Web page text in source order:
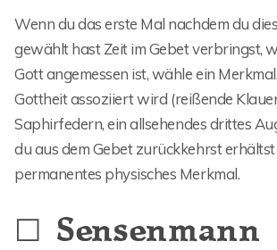
Wenn du das erste Mal nachdem du
gewählt hast Zeit im Gebet verbringst,
Gott angemessen ist, wähle ein
Gottheit assoziiert wird (reißende
Saphirfedern, ein allsehendes drittes
du aus dem Gebet zurückkehrst erhältst
permanentes physisches Merkmal.
☐ Sensenmann